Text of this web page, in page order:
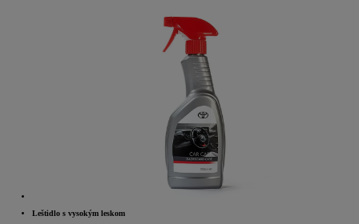
Leštidlo s vysokým leskom